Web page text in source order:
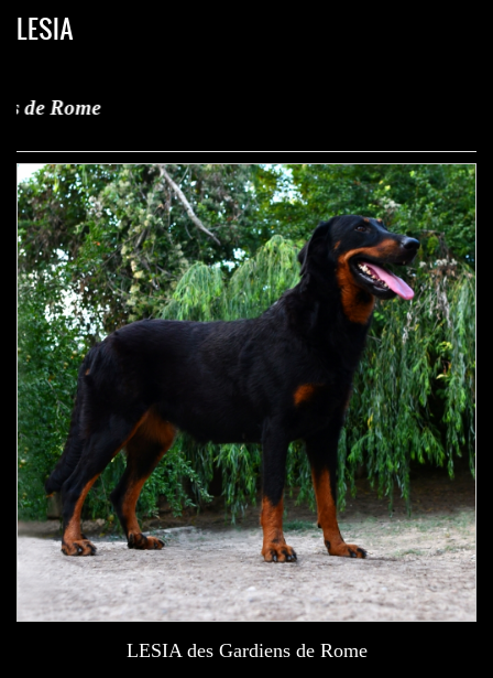
LESIA
LESIA des Gardiens de Rome